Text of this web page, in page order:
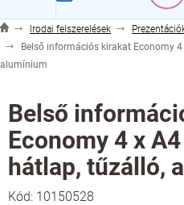
Irodai felszerelések
Belső információs kirakat Economy
alumínium
Belső
Economy 4 x
hátlap, tűzálló,
Kód: 10150528